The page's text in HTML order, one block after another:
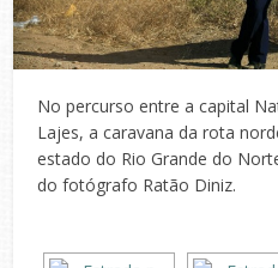
No percurso entre a capital
Lajes, a caravana da rota
estado do Rio Grande do
do fotógrafo Ratão Diniz.